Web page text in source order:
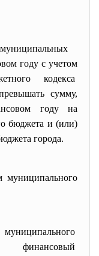
году с учетом
кодекса
сумму,
году на
бюджета и (или)
города.
муниципального
муниципального